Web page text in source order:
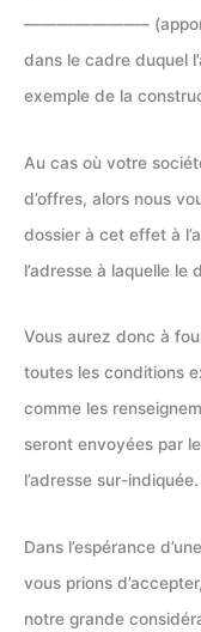
———————–
dans le cadre duquel
exemple de la
Au cas où votre
d’offres, alors nous
dossier à cet effet à
l’adresse à laquelle le
Vous aurez donc à
toutes les conditions
comme les
seront envoyées par
l’adresse sur-indiquée.
Dans l’espérance
vous prions
notre grande